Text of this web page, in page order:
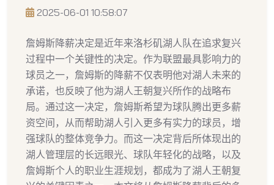
2025-06-01 10:58:07
詹姆斯降薪决定是近年来洛杉矶湖人队在追求复兴
过程中一个关键性的决定。作为联盟最具影响力的
球员之一，詹姆斯的降薪不仅表明他对湖人未来的
承诺，也反映了他为湖人王朝复兴所作的战略布
局。通过这一决定，詹姆斯希望为球队腾出更多薪
资空间，从而帮助湖人引入更多有实力的球员，增
强球队的整体竞争力。而这一决定背后所体现出的
湖人管理层的长远眼光、球队年轻化的战略，以及
詹姆斯个人的职业生涯规划，都成为了湖人王朝复